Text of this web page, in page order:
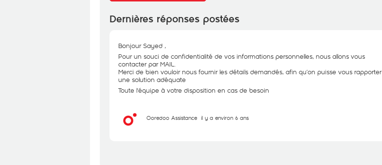
Dernières réponses postées
Bonjour Sayed ,
Pour un souci de confidentialité de vos informations personnelles, nous allons vous
contacter par MAIL.
Merci de bien vouloir nous fournir les détails demandés, afin qu’on puisse vous rapporter
une solution adéquate
Toute l'équipe à votre disposition en cas de besoin
Ooredoo Assistance il y a environ 6 ans